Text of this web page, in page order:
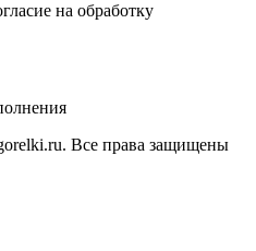
на обработку
Все права защищены